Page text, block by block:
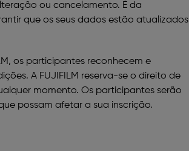
ou cancelamento. É da
que os seus dados estão atualizados
os participantes reconhecem e
A FUJIFILM reserva-se o direito de
momento. Os participantes serão
possam afetar a sua inscrição.